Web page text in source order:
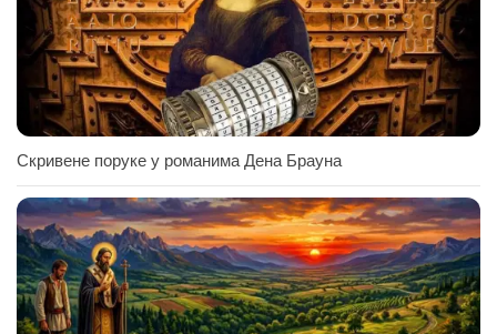
Скривене поруке у романима Дена Брауна